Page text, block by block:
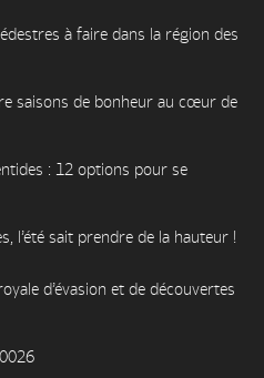
à faire dans la région des
saisons de bonheur au cœur de
: 12 options pour se
l’été sait prendre de la hauteur !
d’évasion et de découvertes